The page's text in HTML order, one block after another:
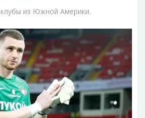
клубы из Южной Америки.